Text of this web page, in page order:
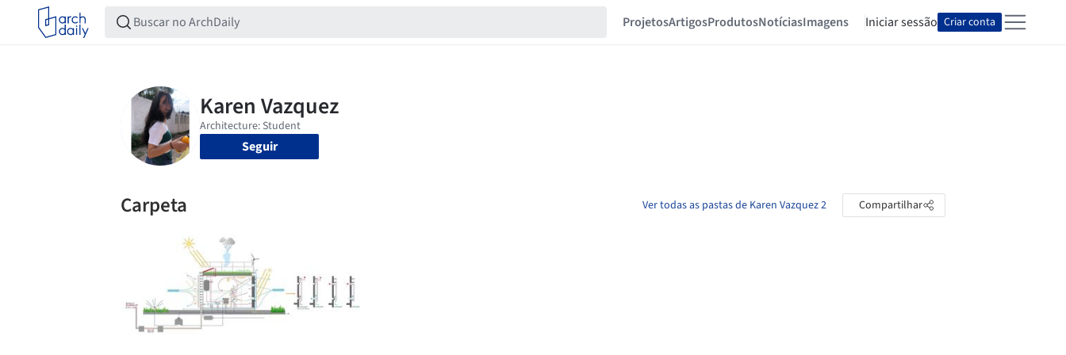
ProjetosArtigosProdutosNotíciasImagens Iniciar sessão Criar conta
Seguir
Carpeta Ver todas as pastas de Karen Vazquez 2 Compartilhar